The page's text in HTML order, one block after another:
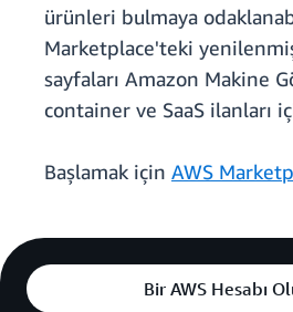
ürünleri bulmaya
Marketplace'teki
sayfaları Amazon Makine
container ve SaaS ilanları
Başlamak için AWS
Bir AWS Hesabı